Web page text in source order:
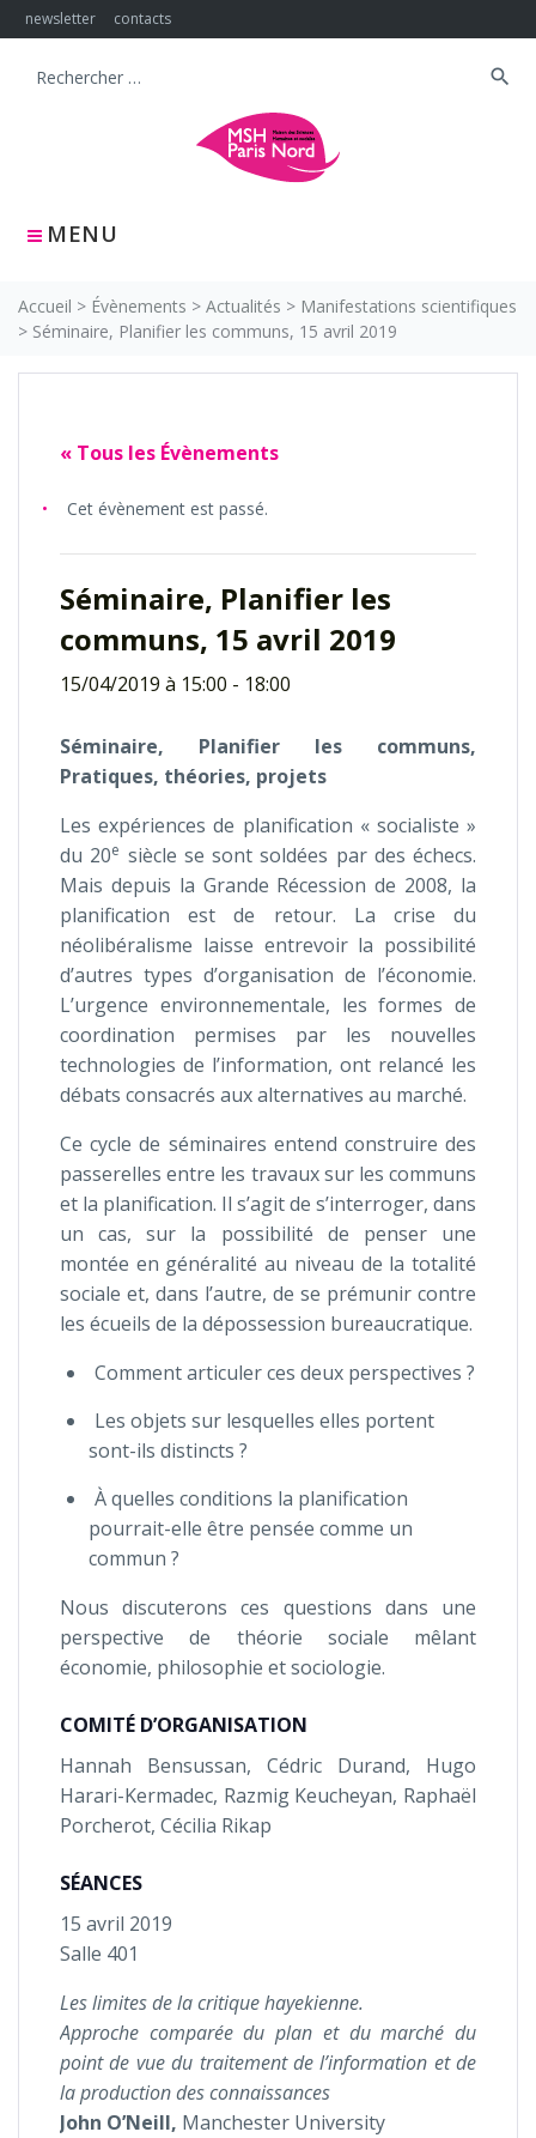
Skip
to
newsletter contacts
MENU
Search
search
Accueil > Évènements > Actualités > Manifestations scientifiques
> Séminaire, Planifier les communs, 15 avril 2019
« Tous les Évènements
Cet évènement est passé.
Séminaire, Planifier les
communs, 15 avril 2019
15/04/2019 à 15:00 - 18:00
Séminaire, Planifier les communs,
Pratiques, théories, projets
Les expériences de planification « socialiste »
du 20e siècle se sont soldées par des échecs.
Mais depuis la Grande Récession de 2008, la
planification est de retour. La crise du
néolibéralisme laisse entrevoir la possibilité
d’autres types d’organisation de l’économie.
L’urgence environnementale, les formes de
coordination permises par les nouvelles
technologies de l’information, ont relancé les
débats consacrés aux alternatives au marché.
Ce cycle de séminaires entend construire des
passerelles entre les travaux sur les communs
et la planification. Il s’agit de s’interroger, dans
un cas, sur la possibilité de penser une
montée en généralité au niveau de la totalité
sociale et, dans l’autre, de se prémunir contre
les écueils de la dépossession bureaucratique.
Comment articuler ces deux perspectives ?
Les objets sur lesquelles elles portent
sont-ils distincts ?
À quelles conditions la planification
pourrait-elle être pensée comme un
commun ?
Nous discuterons ces questions dans une
perspective de théorie sociale mêlant
économie, philosophie et sociologie.
COMITÉ D’ORGANISATION
Hannah Bensussan, Cédric Durand, Hugo
Harari-Kermadec, Razmig Keucheyan, Raphaël
Porcherot, Cécilia Rikap
SÉANCES
15 avril 2019
Salle 401
Les limites de la critique hayekienne.
Approche comparée du plan et du marché du
point de vue du traitement de l’information et de
la production des connaissances
John O’Neill, Manchester University